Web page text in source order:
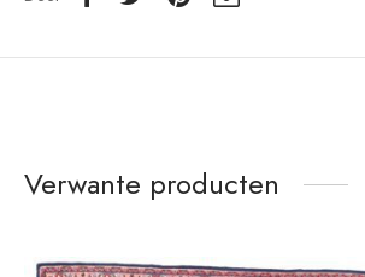
Verwante producten